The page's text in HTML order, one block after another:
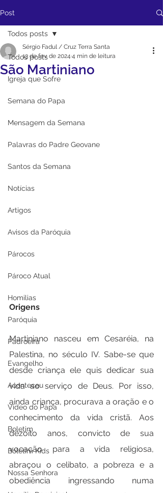
Post
Todos posts
Igreja que Sofre
Semana do Papa
Mensagem da Semana
Palavras do Padre Geovane
Santos da Semana
Notícias
Artigos
Avisos da Paróquia
Párocos
Pároco Atual
Homilias
Paróquia
Padroeira
Evangelho
Aconteceu
Video do Papa
Boletim
Boletim Kids
Nossa Senhora
Todos posts
São Martiniano
Sérgio Fadul / Cruz Terra Santa
13 de fev. de 2024 4 min de leitura
Origens
Martiniano nasceu em Cesaréia, na
Palestina, no século IV. Sabe-se que
desde criança ele quis dedicar sua
vida ao serviço de Deus. Por isso,
ainda criança, procurava a oração e o
conhecimento da vida cristã. Aos
dezoito anos, convicto de sua
vocação para a vida religiosa,
abraçou o celibato, a pobreza e a
obediência ingressando numa